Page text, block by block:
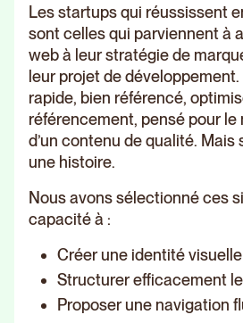
Les startups qui réussissent
sont celles qui parviennent à
web à leur stratégie de
leur projet de
rapide, bien référencé,
référencement, pensé pour le
d’un contenu de qualité.
une histoire.
Nous avons sélectionné ces
capacité à :
Créer une identité
Structurer efficacement
Proposer une navigation